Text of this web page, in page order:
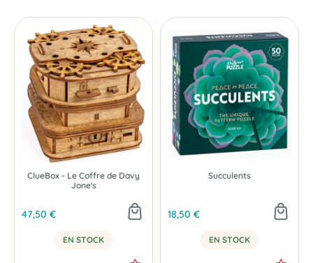
ClueBox - Le Coffre de Davy
Jone's
47,50 €
EN STOCK
Succulents
18,50 €
EN STOCK